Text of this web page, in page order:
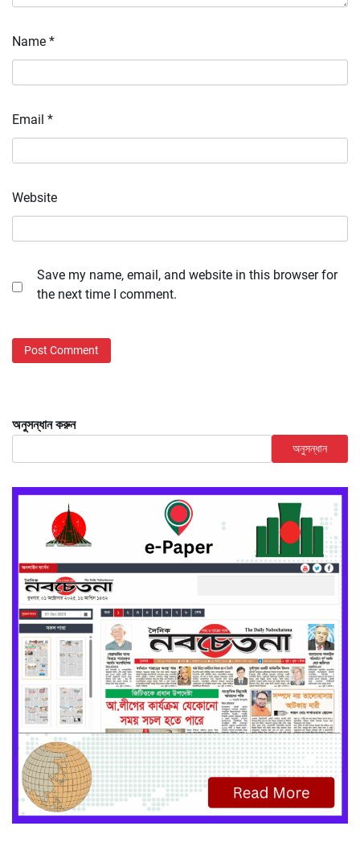
Name *
Email *
Website
Save my name, email, and website in this browser for
the next time I comment.
অনুসন্ধান করুন
অনুসন্ধান